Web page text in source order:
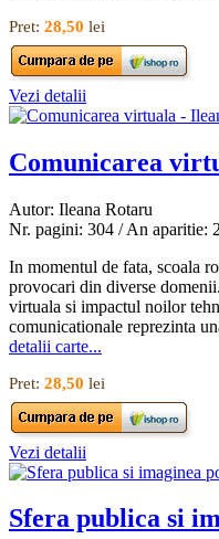
Pret: 28,50 lei
Vezi detalii
Comunicarea
Autor: Ileana Rotaru
Nr. pagini: 304 / An aparitie:
In momentul de fata, scoala
provocari din diverse
virtuala si impactul noilor
comunicationale reprezinta
detalii carte...
Pret: 28,50 lei
Vezi detalii
Sfera publica si